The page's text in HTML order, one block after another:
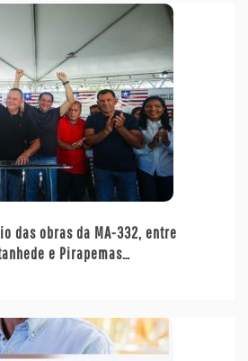
das obras da MA-332, entre
e Pirapemas…